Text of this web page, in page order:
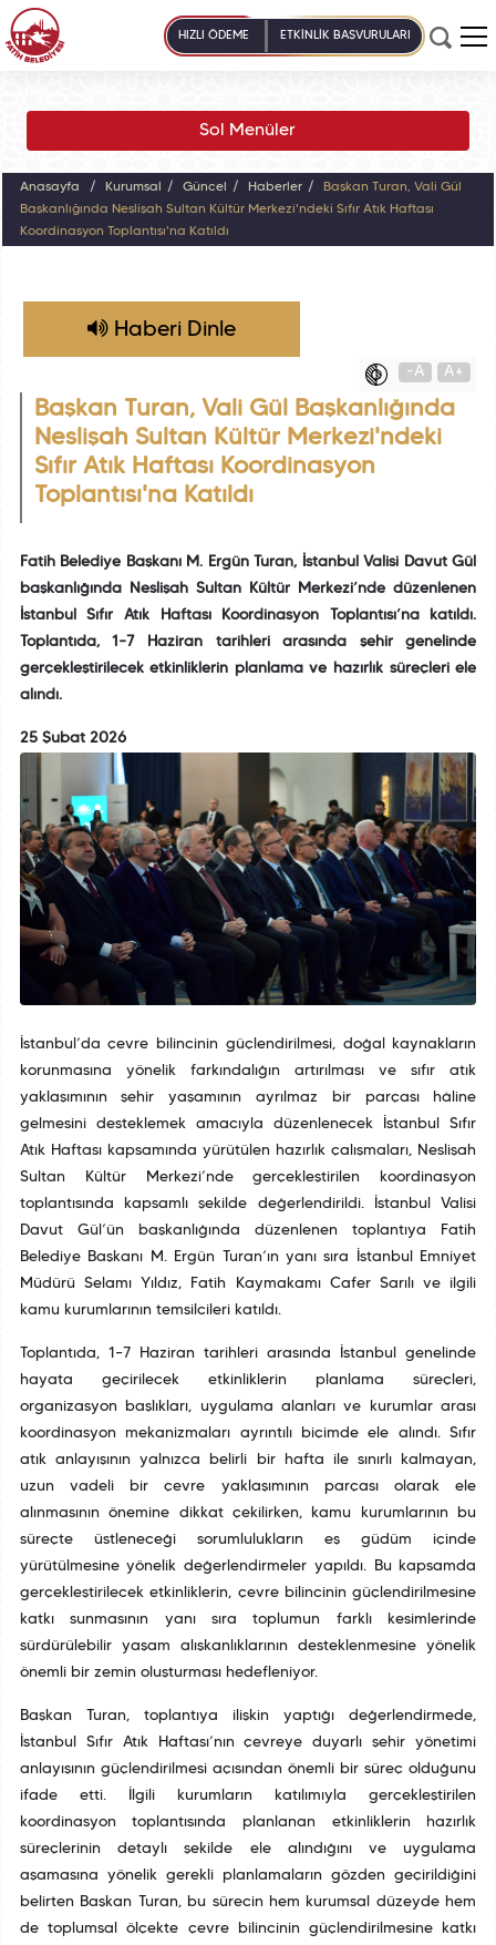
HIZLI ÖDEME ETKİNLİK BAŞVURULARI
Sol Menüler
Anasayfa Kurumsal Güncel Haberler
Başkan Turan, Vali Gül
Başkanlığında Neslişah Sultan Kültür Merkezi'ndeki Sıfır Atık Haftası
Koordinasyon Toplantısı'na Katıldı
Haberi Dinle
-A A+
Başkan Turan, Vali Gül Başkanlığında
Neslişah Sultan Kültür Merkezi'ndeki
Sıfır Atık Haftası Koordinasyon
Toplantısı'na Katıldı
Fatih Belediye Başkanı M. Ergün Turan, İstanbul Valisi Davut Gül
başkanlığında Neslişah Sultan Kültür Merkezi’nde düzenlenen
İstanbul Sıfır Atık Haftası Koordinasyon Toplantısı’na katıldı.
Toplantıda, 1–7 Haziran tarihleri arasında şehir genelinde
gerçekleştirilecek etkinliklerin planlama ve hazırlık süreçleri ele
alındı.
25 Şubat 2026
İstanbul’da çevre bilincinin güçlendirilmesi, doğal kaynakların
korunmasına yönelik farkındalığın artırılması ve sıfır atık
yaklaşımının şehir yaşamının ayrılmaz bir parçası hâline
gelmesini desteklemek amacıyla düzenlenecek İstanbul Sıfır
Atık Haftası kapsamında yürütülen hazırlık çalışmaları, Neslişah
Sultan Kültür Merkezi’nde gerçekleştirilen koordinasyon
toplantısında kapsamlı şekilde değerlendirildi. İstanbul Valisi
Davut Gül’ün başkanlığında düzenlenen toplantıya Fatih
Belediye Başkanı M. Ergün Turan’ın yanı sıra İstanbul Emniyet
Müdürü Selamı Yıldız, Fatih Kaymakamı Cafer Sarılı ve ilgili
kamu kurumlarının temsilcileri katıldı.
Toplantıda, 1–7 Haziran tarihleri arasında İstanbul genelinde
hayata geçirilecek etkinliklerin planlama süreçleri,
organizasyon başlıkları, uygulama alanları ve kurumlar arası
koordinasyon mekanizmaları ayrıntılı biçimde ele alındı. Sıfır
atık anlayışının yalnızca belirli bir hafta ile sınırlı kalmayan,
uzun vadeli bir çevre yaklaşımının parçası olarak ele
alınmasının önemine dikkat çekilirken, kamu kurumlarının bu
süreçte üstleneceği sorumlulukların eş güdüm içinde
yürütülmesine yönelik değerlendirmeler yapıldı. Bu kapsamda
gerçekleştirilecek etkinliklerin, çevre bilincinin güçlendirilmesine
katkı sunmasının yanı sıra toplumun farklı kesimlerinde
sürdürülebilir yaşam alışkanlıklarının desteklenmesine yönelik
önemli bir zemin oluşturması hedefleniyor.
Başkan Turan, toplantıya ilişkin yaptığı değerlendirmede,
İstanbul Sıfır Atık Haftası’nın çevreye duyarlı şehir yönetimi
anlayışının güçlendirilmesi açısından önemli bir süreç olduğunu
ifade etti. İlgili kurumların katılımıyla gerçekleştirilen
koordinasyon toplantısında planlanan etkinliklerin hazırlık
süreçlerinin detaylı şekilde ele alındığını ve uygulama
aşamasına yönelik gerekli planlamaların gözden geçirildiğini
belirten Başkan Turan, bu sürecin hem kurumsal düzeyde hem
de toplumsal ölçekte çevre bilincinin güçlendirilmesine katkı